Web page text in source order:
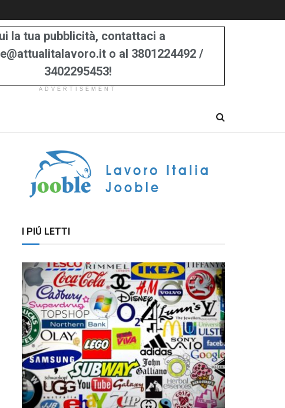
la tua pubblicità, contattaci a
o al 3801224492 /
3402295453!
ADVERTISEMENT
I PIÚ LETTI